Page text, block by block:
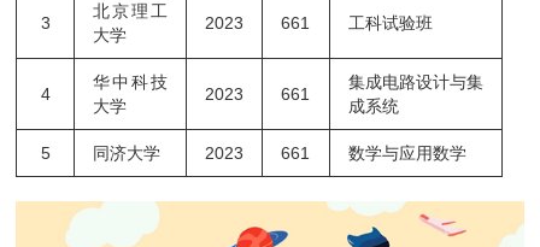
3
北京理工
大学
2023 661 工科试验班
4
华中科技
大学
2023 661
集成电路设计与集
成系统
5 同济大学 2023 661 数学与应用数学